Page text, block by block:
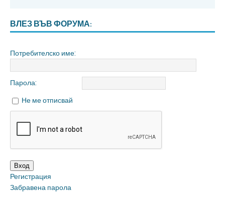
ВЛЕЗ ВЪВ ФОРУМА:
Потребителско име:
Парола:
Не ме отписвай
Вход
Регистрация
Забравена парола